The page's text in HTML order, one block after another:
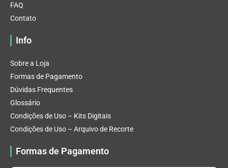
FAQ
Contato
Info
Sobre a Loja
Formas de Pagamento
Dúvidas Frequentes
Glossário
Condições de Uso – Kits Digitais
Condições de Uso – Arquivo de Recorte
Formas de Pagamento